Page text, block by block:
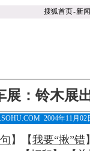
搜狐首页-新闻
展：铃木展
2004年11月
】【我要“揪”错